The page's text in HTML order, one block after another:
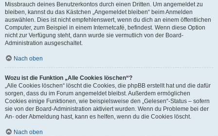
Missbrauch deines Benutzerkontos durch einen Dritten. Um angemeldet zu
bleiben, kannst du das Kästchen „Angemeldet bleiben“ beim Anmelden
auswählen. Dies ist nicht empfehlenswert, wenn du dich an einem öffentlichen
Computer, zum Beispiel in einem Internetcafé, befindest. Wenn diese Option
nicht zur Verfügung steht, dann wurde sie vermutlich von der Board-
Administration ausgeschaltet.
Nach oben
Wozu ist die Funktion „Alle Cookies löschen“?
„Alle Cookies löschen“ löscht die Cookies, die phpBB erstellt hat und die dafür
sorgen, dass du im Forum angemeldet bleibst. Außerdem ermöglichen
Cookies einige Funktionen, wie beispielsweise den „Gelesen“-Status – sofern
sie von der Board-Administration aktiviert wurden. Wenn du Probleme bei der
An- oder Abmeldung hast, kann es helfen, wenn du die Cookies löscht.
Nach oben